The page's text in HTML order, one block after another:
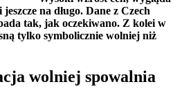
na długo. Dane z Czech
tak, jak oczekiwano. Z kolei w
tylko symbolicznie wolniej niż
wolniej spowalnia